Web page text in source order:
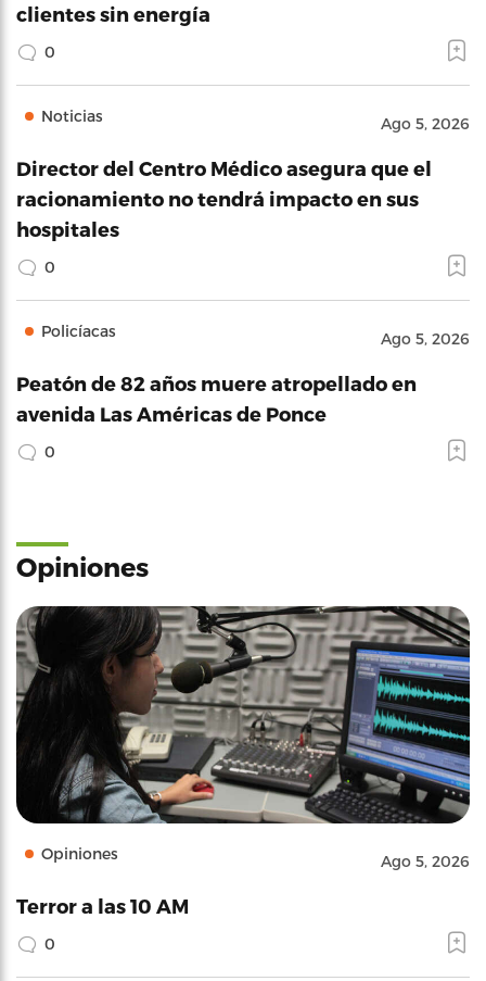
clientes sin energía
0
Noticias Ago 5, 2026
Director del Centro Médico asegura que el
racionamiento no tendrá impacto en sus
hospitales
0
Policíacas Ago 5, 2026
Peatón de 82 años muere atropellado en
avenida Las Américas de Ponce
0
Opiniones
Opiniones Ago 5, 2026
Terror a las 10 AM
0